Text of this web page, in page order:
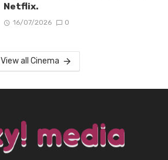
Netflix.
16/07/2026 0
View all Cinema